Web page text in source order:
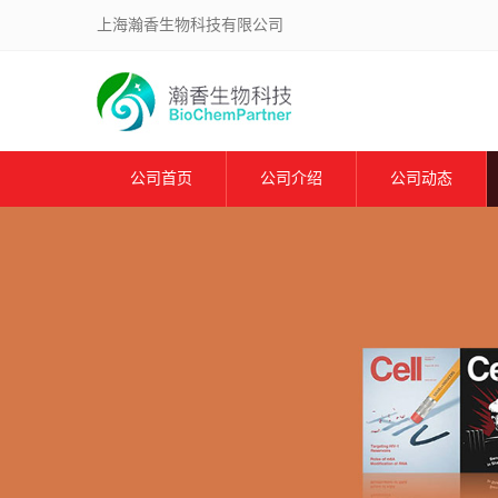
上海瀚香生物科技有限公司
公司首页 公司介绍 公司动态